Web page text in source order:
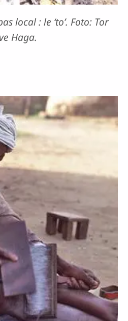
local : le ‘to’. Foto: Tor
Haga.